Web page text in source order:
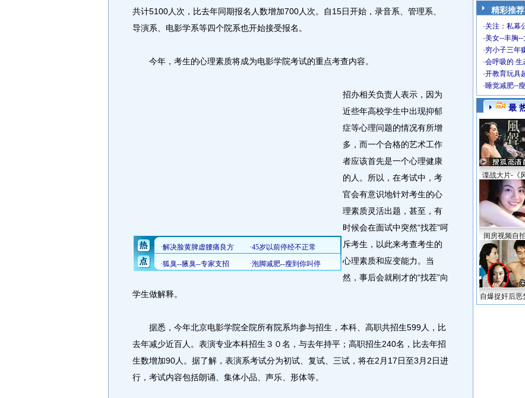
共计5100人次，比去年同期报名人数增加700人次。自15日开始，录音系、管理系、
导演系、电影学系等四个院系也开始接受报名。
今年，考生的心理素质将成为电影学院考试的重点考查内容。
招办相关负责人表示，因为
近些年高校学生中出现抑郁
症等心理问题的情况有所增
多，而一个合格的艺术工作
者应该首先是一个心理健康
的人。所以，在考试中，考
官会有意识地针对考生的心
理素质灵活出题，甚至，有
时候会在面试中突然“找茬”呵
斥考生，以此来考查考生的
心理素质和应变能力。当
然，事后会就刚才的“找茬”向
学生做解释。
据悉，今年北京电影学院全院所有院系均参与招生，本科、高职共招生599人，比
去年减少近百人。表演专业本科招生３０名，与去年持平；高职招生240名，比去年招
生数增加90人。据了解，表演系考试分为初试、复试、三试，将在2月17日至3月2日进
行，考试内容包括朗诵、集体小品、声乐、形体等。
精彩推荐
·关注：私幕
·美女--丰胸--
·穷小子三年
·会呼吸的 生
·开教育玩具
·睡觉减肥--
最
谍战大片-《
闺房视频自
自爆捉奸后恶